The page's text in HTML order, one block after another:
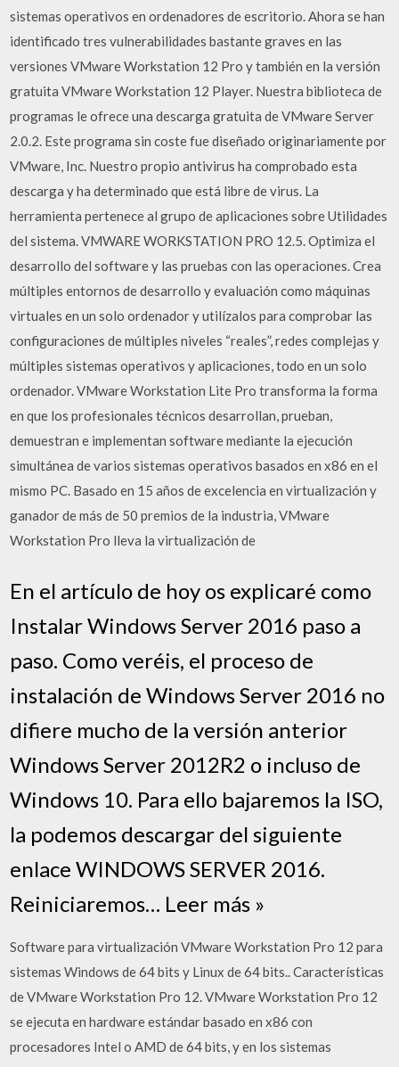
sistemas operativos en ordenadores de escritorio. Ahora se han
identificado tres vulnerabilidades bastante graves en las
versiones VMware Workstation 12 Pro y también en la versión
gratuita VMware Workstation 12 Player. Nuestra biblioteca de
programas le ofrece una descarga gratuita de VMware Server
2.0.2. Este programa sin coste fue diseñado originariamente por
VMware, Inc. Nuestro propio antivirus ha comprobado esta
descarga y ha determinado que está libre de virus. La
herramienta pertenece al grupo de aplicaciones sobre Utilidades
del sistema. VMWARE WORKSTATION PRO 12.5. Optimiza el
desarrollo del software y las pruebas con las operaciones. Crea
múltiples entornos de desarrollo y evaluación como máquinas
virtuales en un solo ordenador y utilízalos para comprobar las
configuraciones de múltiples niveles “reales”, redes complejas y
múltiples sistemas operativos y aplicaciones, todo en un solo
ordenador. VMware Workstation Lite Pro transforma la forma
en que los profesionales técnicos desarrollan, prueban,
demuestran e implementan software mediante la ejecución
simultánea de varios sistemas operativos basados en x86 en el
mismo PC. Basado en 15 años de excelencia en virtualización y
ganador de más de 50 premios de la industria, VMware
Workstation Pro lleva la virtualización de
En el artículo de hoy os explicaré como
Instalar Windows Server 2016 paso a
paso. Como veréis, el proceso de
instalación de Windows Server 2016 no
difiere mucho de la versión anterior
Windows Server 2012R2 o incluso de
Windows 10. Para ello bajaremos la ISO,
la podemos descargar del siguiente
enlace WINDOWS SERVER 2016.
Reiniciaremos… Leer más »
Software para virtualización VMware Workstation Pro 12 para
sistemas Windows de 64 bits y Linux de 64 bits.. Características
de VMware Workstation Pro 12. VMware Workstation Pro 12
se ejecuta en hardware estándar basado en x86 con
procesadores Intel o AMD de 64 bits, y en los sistemas